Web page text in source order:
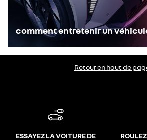
comment entretenir un
Retour en haut de
ESSAYEZ LA VOITURE DE